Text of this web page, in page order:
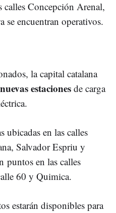
calles Concepción Arenal,
se encuentran operativos.
la capital catalana
nuevas estaciones de carga
ubicadas en las calles
Salvador Espriu y
puntos en las calles
60 y Quimica.
estarán disponibles para